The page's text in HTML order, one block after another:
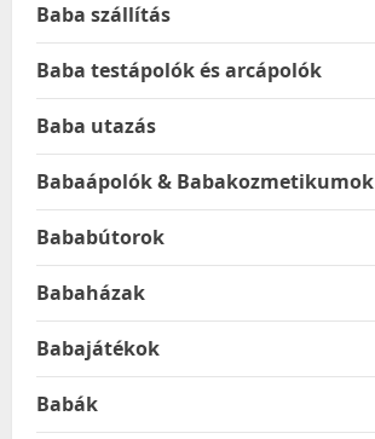
Baba szállítás
Baba testápolók és arcápolók
Baba utazás
Babaápolók & Babakozmetikumok
Bababútorok
Babaházak
Babajátékok
Babák